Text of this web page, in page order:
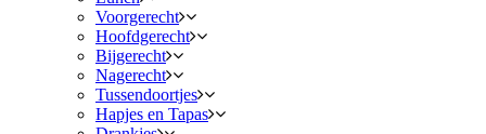
Voorgerecht
Hoofdgerecht
Bijgerecht
Nagerecht
Tussendoortjes
Hapjes en Tapas